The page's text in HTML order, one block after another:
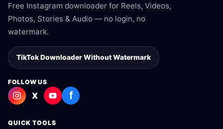
Free Instagram downloader for Reels, Videos,
Photos, Stories & Audio — no login, no
watermark.
TikTok Downloader Without Watermark
FOLLOW US
X f
QUICK TOOLS